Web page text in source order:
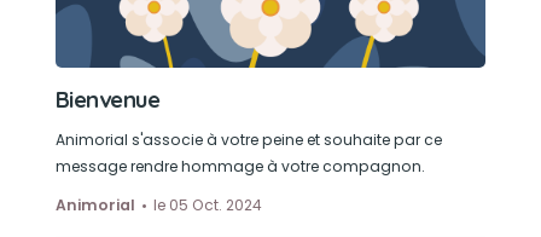
Bienvenue
Animorial s'associe à votre peine et souhaite par ce
message rendre hommage à votre compagnon.
Animorial
le 05 Oct. 2024